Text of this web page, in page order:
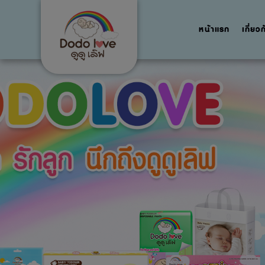
หน้าแรก เกี่ยว